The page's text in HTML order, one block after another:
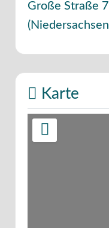
Große Straße
(Niedersachsen
Karte